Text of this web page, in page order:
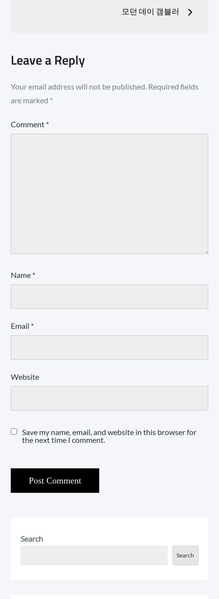
모던 데이 갬블러
Leave a Reply
Your email address will not be published. Required fields
are marked *
Comment *
Name *
Email *
Website
Save my name, email, and website in this browser for
the next time I comment.
Search
Search